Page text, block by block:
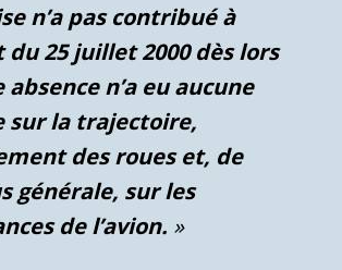
n’a pas contribué à
du 25 juillet 2000 dès lors
n’a eu aucune
sur la trajectoire,
des roues et, de
générale, sur les
de l’avion. »